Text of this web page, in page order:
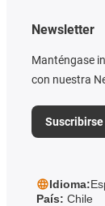
Newsletter
Manténgase
con nuestra
Idioma:
País: Chile